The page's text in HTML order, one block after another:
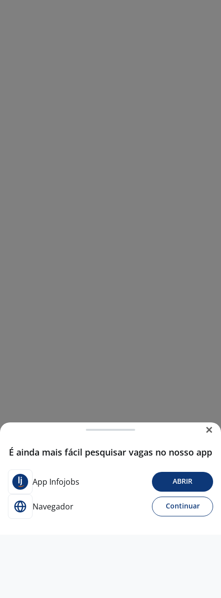
É ainda mais fácil pesquisar vagas no nosso app
App Infojobs ABRIR
Navegador Continuar